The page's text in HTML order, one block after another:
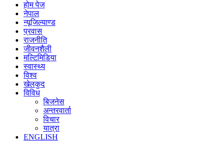
होम पेज
नेपाल
न्यूजिल्याण्ड
प्रवास
राजनीति
जीवनशैली
मल्टिमिडिया
स्वास्थ्य
विश्व
खेलकुद
विविध
बिजनेस
अन्तरवार्ता
विचार
यात्रा
ENGLISH